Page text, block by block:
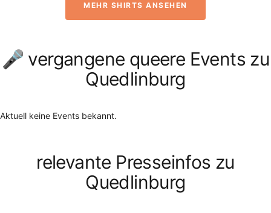
MEHR SHIRTS ANSEHEN
🎤 vergangene queere Events zu
Quedlinburg
Aktuell keine Events bekannt.
relevante Presseinfos zu
Quedlinburg